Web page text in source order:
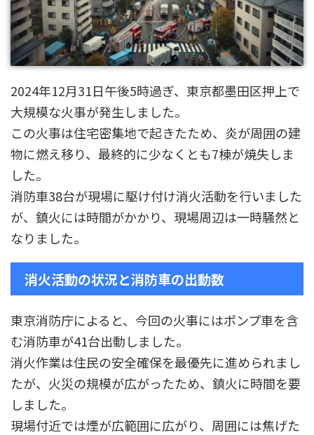
2024年12月31日午後5時過ぎ、東京都墨田区押上で
大規模な火事が発生しました。
この火事は住宅密集地で起きたため、炎が周囲の建
物に燃え移り、最終的に少なくとも7棟が焼失しま
した。
消防車38台が現場に駆け付け消火活動を行いました
が、鎮火には時間がかかり、現場周辺は一時騒然と
なりました。
消火活動の状況と消防車の出動数
東京消防庁によると、今回の火事にはポンプ車を含
む消防車が41台出動しました。
消火作業は住民の安全確保を最優先に進められまし
たが、火災の規模が広がったため、鎮火に時間を要
しました。
現場付近では煙が広範囲に広がり、周囲には焦げた